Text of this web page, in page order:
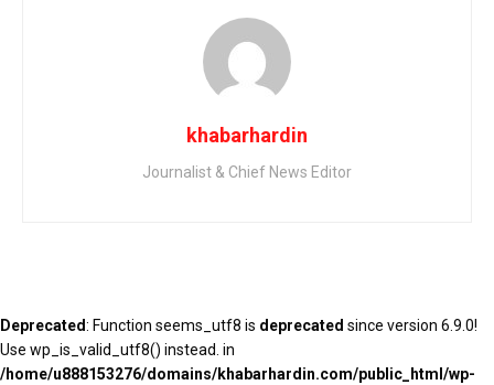
khabarhardin
Journalist & Chief News Editor
Deprecated: Function seems_utf8 is deprecated since version 6.9.0!
Use wp_is_valid_utf8() instead. in
/home/u888153276/domains/khabarhardin.com/public_html/wp-